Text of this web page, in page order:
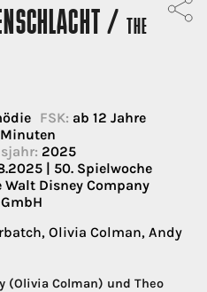
/
THE
FSK: ab 12 Jahre
2025
| 50. Spielwoche
Walt Disney Company
Olivia Colman, Andy
(Olivia Colman) und Theo